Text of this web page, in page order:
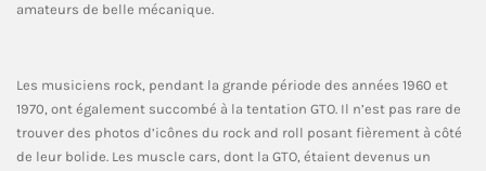
amateurs de belle mécanique.
Les musiciens rock, pendant la grande période des années 1960 et
1970, ont également succombé à la tentation GTO. Il n’est pas rare de
trouver des photos d’icônes du rock and roll posant fièrement à côté
de leur bolide. Les muscle cars, dont la GTO, étaient devenus un